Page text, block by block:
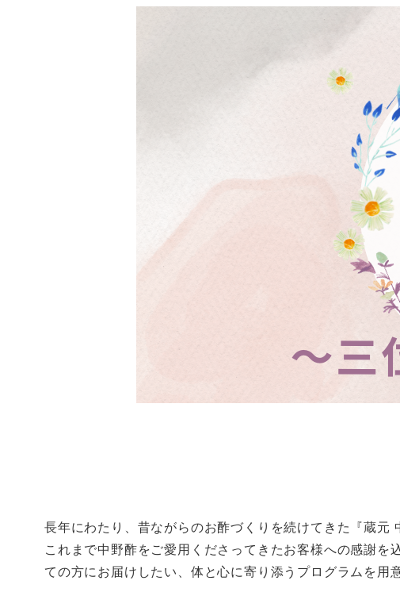
長年にわたり、昔ながらのお酢づくりを続けてきた『蔵元
これまで中野酢をご愛用くださってきたお客様への感謝
ての方にお届けしたい、体と心に寄り添うプログラムを用